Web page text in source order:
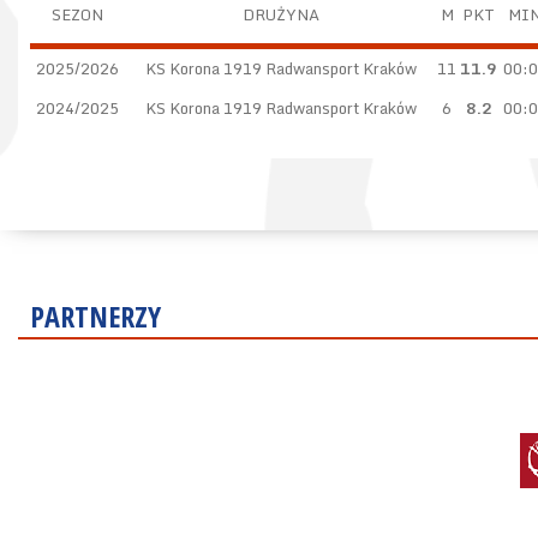
SEZON DRUŻYNA M PKT
2025/2026 KS Korona 1919 Radwansport Kraków 11 11.9
2024/2025
KS Korona 1919 Radwansport Kraków 6 8.2
PARTNERZY